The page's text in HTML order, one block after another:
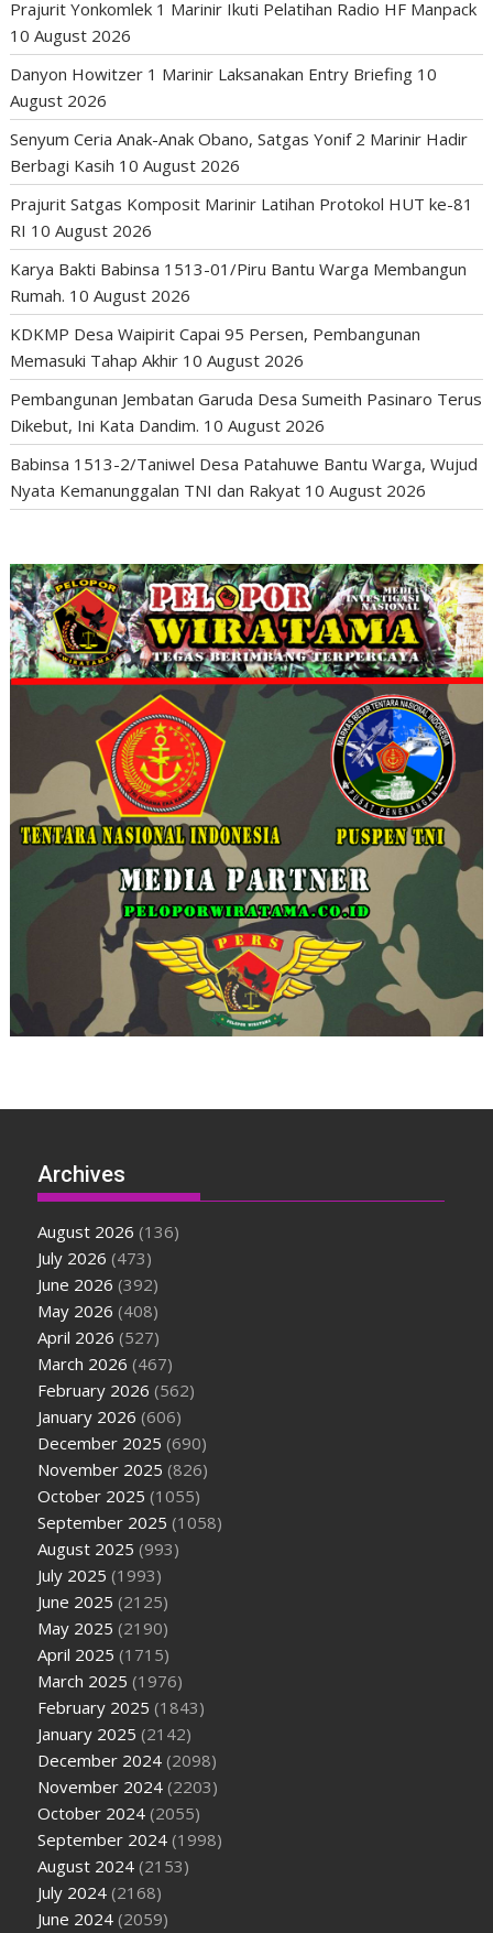
Prajurit Yonkomlek 1 Marinir Ikuti Pelatihan Radio HF Manpack
10 August 2026
Danyon Howitzer 1 Marinir Laksanakan Entry Briefing 10
August 2026
Senyum Ceria Anak-Anak Obano, Satgas Yonif 2 Marinir Hadir
Berbagi Kasih 10 August 2026
Prajurit Satgas Komposit Marinir Latihan Protokol HUT ke-81
RI 10 August 2026
Karya Bakti Babinsa 1513-01/Piru Bantu Warga Membangun
Rumah. 10 August 2026
KDKMP Desa Waipirit Capai 95 Persen, Pembangunan
Memasuki Tahap Akhir 10 August 2026
Pembangunan Jembatan Garuda Desa Sumeith Pasinaro Terus
Dikebut, Ini Kata Dandim. 10 August 2026
Babinsa 1513-2/Taniwel Desa Patahuwe Bantu Warga, Wujud
Nyata Kemanunggalan TNI dan Rakyat 10 August 2026
Archives
August 2026 (136)
July 2026 (473)
June 2026 (392)
May 2026 (408)
April 2026 (527)
March 2026 (467)
February 2026 (562)
January 2026 (606)
December 2025 (690)
November 2025 (826)
October 2025 (1055)
September 2025 (1058)
August 2025 (993)
July 2025 (1993)
June 2025 (2125)
May 2025 (2190)
April 2025 (1715)
March 2025 (1976)
February 2025 (1843)
January 2025 (2142)
December 2024 (2098)
November 2024 (2203)
October 2024 (2055)
September 2024 (1998)
August 2024 (2153)
July 2024 (2168)
June 2024 (2059)